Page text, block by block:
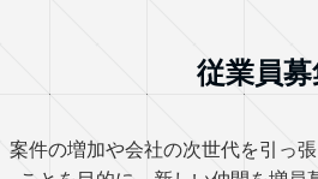
従業員
案件の増加や会社の次世代を引っ